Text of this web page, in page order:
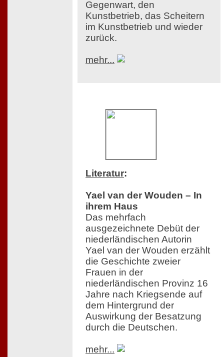
Gegenwart, den
Kunstbetrieb, das Scheitern
im Kunstbetrieb und wieder
zurück.
mehr...
Literatur:
Yael van der Wouden – In
ihrem Haus
Das mehrfach
ausgezeichnete Debüt der
niederländischen Autorin
Yael van der Wouden erzählt
die Geschichte zweier
Frauen in der
niederländischen Provinz 16
Jahre nach Kriegsende auf
dem Hintergrund der
Auswirkung der Besatzung
durch die Deutschen.
mehr...